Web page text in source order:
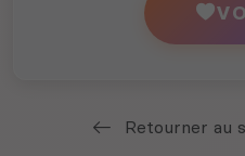
Retourner au